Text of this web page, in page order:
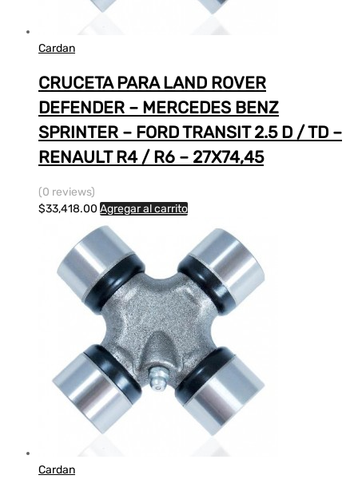
Cardan
CRUCETA PARA LAND ROVER
DEFENDER – MERCEDES BENZ
SPRINTER – FORD TRANSIT 2.5 D / TD –
RENAULT R4 / R6 – 27X74,45
(0 reviews)
$33,418.00 Agregar al carrito
Cardan